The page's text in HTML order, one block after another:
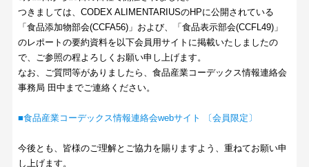
つきましては、CODEX ALIMENTARIUSのHPに公開されている
「食品添加物部会(CCFA56)」および、「食品表示部会(CCFL49)」
のレポートの要約資料を以下会員用サイトに掲載いたしましたの
で、ご参照の程よろしくお願い申し上げます。
なお、ご質問等がありましたら、食品産業コーデックス情報連絡会
事務局 田中までご連絡ください。
■食品産業コーデックス情報連絡会webサイト 〔会員限定〕
今後とも、皆様のご理解とご協力を賜りますよう、重ねてお願い申
し上げます。